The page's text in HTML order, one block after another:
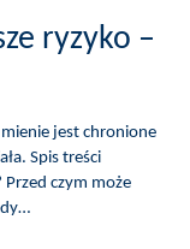
ryzyko –
mienie jest chronione
Spis treści
Przed czym może